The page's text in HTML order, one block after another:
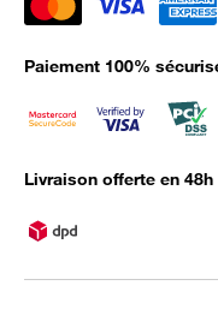
Paiement 100%
Livraison offerte en 48h